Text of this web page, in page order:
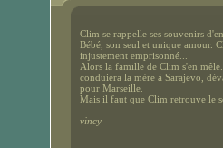
Clim se rappelle ses souvenirs
Bébé, son seul et unique amour.
injustement emprisonné...
Alors la famille de Clim s'en
conduiera la mère à Sarajevo,
pour Marseille.
Mais il faut que Clim retrouve le
vincy